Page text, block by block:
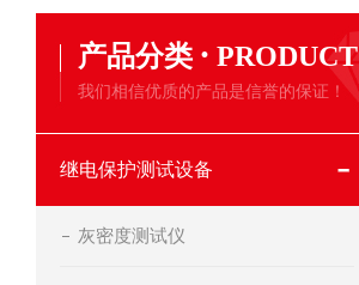
产品分类 · PRODUCT
我们相信优质的产品是信誉的保证！
继电保护测试设备
灰密度测试仪